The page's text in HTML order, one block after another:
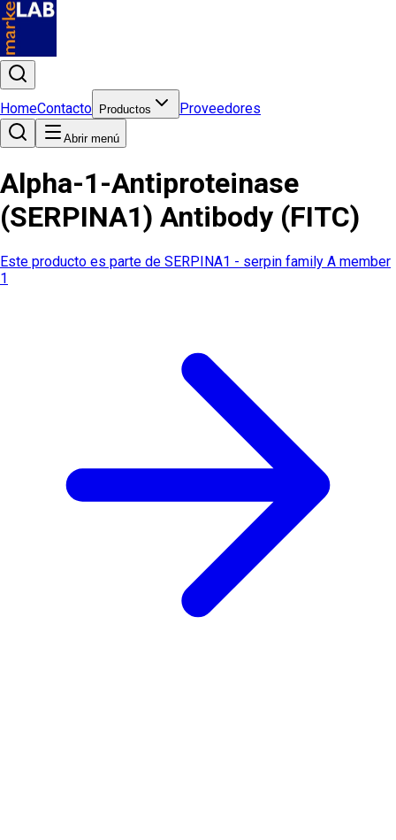
HomeContacto Productos Proveedores
Abrir menú
Alpha-1-Antiproteinase
(SERPINA1) Antibody (FITC)
Este producto es parte de SERPINA1 - serpin family A member
1